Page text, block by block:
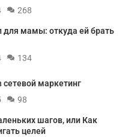
268
для мамы: откуда ей брать
134
сетевой маркетинг
98
шагов, или Как
целей